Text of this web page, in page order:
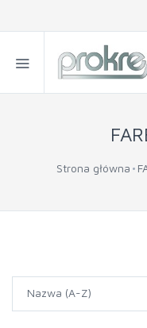
Strona główna